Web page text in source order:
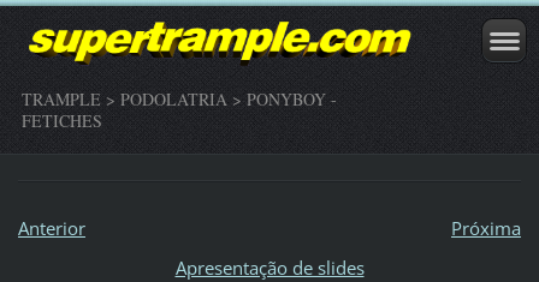
TRAMPLE > PODOLATRIA > PONYBOY -
FETICHES
Anterior
Próxima
Apresentação de slides